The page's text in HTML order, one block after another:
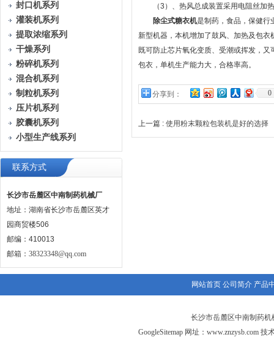
封口机系列
灌装机系列
提取浓缩系列
干燥系列
粉碎机系列
混合机系列
制粒机系列
压片机系列
胶囊机系列
小型生产线系列
联系方式
长沙市岳麓区中南制药机械厂
地址：湖南省长沙市岳麓区英才
园商贸楼506
邮编：410013
邮箱： 38323348@qq.com
（3）、热风总成装置采用电阻丝加热
除尘式糖衣机是制药，食品，保健行
新型机器，本机增加了鼓风、加热及包
既可防止芯片氧化变质、受潮或挥发，
包衣，单机生产能力大，合格率高。
分享到： 0
上一篇 : 使用粉末颗粒包装机是好的选择
网站首页 公司简介 产品
长沙市岳麓区中南制药
GoogleSitemap 网址： www.znzysb.com 技